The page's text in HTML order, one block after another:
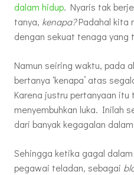
dalam hidup. Nyaris tak
tanya, kenapa?Padahal kita
dengan sekuat tenaga yang
Namun seiring waktu, pada
bertanya ‘kenapa’ atas
Karena justru pertanyaan itu
menyembuhkan luka. Inilah
dari banyak kegagalan
Sehingga ketika gagal
pegawai teladan, sebagai